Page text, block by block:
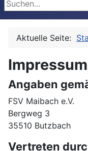
Suchen
Aktuelle Seite:
Impressum
Angaben
FSV Maibach e.V.
Bergweg 3
35510 Butzbach
Vertreten